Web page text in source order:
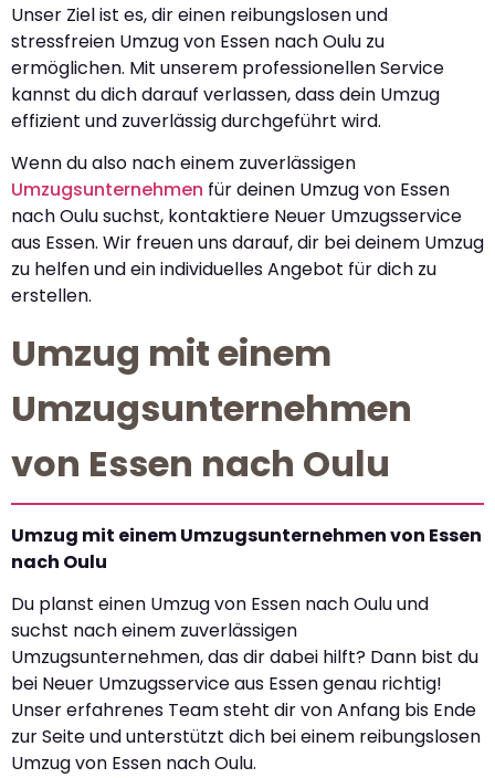
Unser Ziel ist es, dir einen reibungslosen und
stressfreien Umzug von Essen nach Oulu zu
ermöglichen. Mit unserem professionellen Service
kannst du dich darauf verlassen, dass dein Umzug
effizient und zuverlässig durchgeführt wird.
Wenn du also nach einem zuverlässigen
Umzugsunternehmen für deinen Umzug von Essen
nach Oulu suchst, kontaktiere Neuer Umzugsservice
aus Essen. Wir freuen uns darauf, dir bei deinem Umzug
zu helfen und ein individuelles Angebot für dich zu
erstellen.
Umzug mit einem
Umzugsunternehmen
von Essen nach Oulu
Umzug mit einem Umzugsunternehmen von Essen
nach Oulu
Du planst einen Umzug von Essen nach Oulu und
suchst nach einem zuverlässigen
Umzugsunternehmen, das dir dabei hilft? Dann bist du
bei Neuer Umzugsservice aus Essen genau richtig!
Unser erfahrenes Team steht dir von Anfang bis Ende
zur Seite und unterstützt dich bei einem reibungslosen
Umzug von Essen nach Oulu.